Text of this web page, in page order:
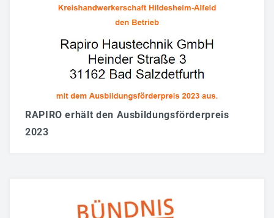
RAPIRO erhält den Ausbildungsförderpreis
2023